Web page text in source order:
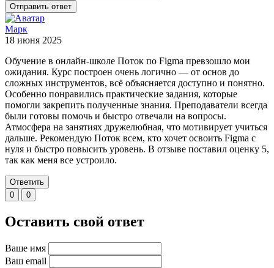
Отправить ответ
Марк
18 июня 2025
Обучение в онлайн-школе Поток по Figma превзошло мои
ожидания. Курс построен очень логично — от основ до
сложных инструментов, всё объясняется доступно и понятно.
Особенно понравились практические задания, которые
помогли закрепить полученные знания. Преподаватели всегда
были готовы помочь и быстро отвечали на вопросы.
Атмосфера на занятиях дружелюбная, что мотивирует учиться
дальше. Рекомендую Поток всем, кто хочет освоить Figma с
нуля и быстро повысить уровень. В отзыве поставил оценку 5,
так как меня все устроило.
Ответить
0
0
Оставить свой ответ
Ваше имя
Ваш email